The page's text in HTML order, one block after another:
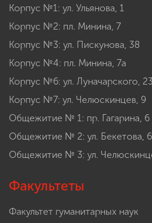
Корпус №1: ул. Ульянова, 1
Корпус №2: пл. Минина, 7
Корпус №3: ул. Пискунова, 38
Корпус №4: пл. Минина, 7а
Корпус №6: ул. Луначарского, 23
Корпус №7: ул. Челюскинцев, 9
Общежитие № 1: пр. Гагарина, 6
Общежитие № 2: ул. Бекетова, 6
Общежитие № 3: ул.
Факультеты
Факультет гуманитарных наук